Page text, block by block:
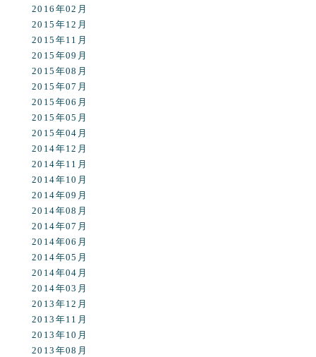
2016年02月
2015年12月
2015年11月
2015年09月
2015年08月
2015年07月
2015年06月
2015年05月
2015年04月
2014年12月
2014年11月
2014年10月
2014年09月
2014年08月
2014年07月
2014年06月
2014年05月
2014年04月
2014年03月
2013年12月
2013年11月
2013年10月
2013年08月